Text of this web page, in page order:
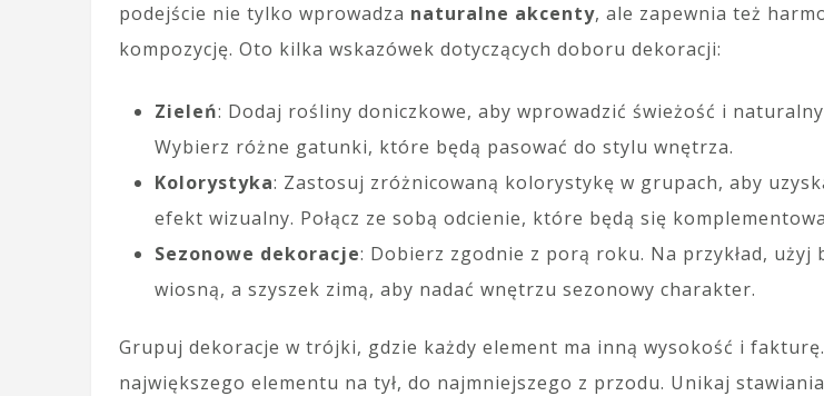
podejście nie tylko wprowadza naturalne akcenty, ale zapewnia też
kompozycję. Oto kilka wskazówek dotyczących doboru dekoracji:
Zieleń: Dodaj rośliny doniczkowe, aby wprowadzić świeżość i
Wybierz różne gatunki, które będą pasować do stylu wnętrza.
Kolorystyka: Zastosuj zróżnicowaną kolorystykę w grupach, aby
efekt wizualny. Połącz ze sobą odcienie, które będą się
Sezonowe dekoracje: Dobierz zgodnie z porą roku. Na przykład, użyj
wiosną, a szyszek zimą, aby nadać wnętrzu sezonowy charakter.
Grupuj dekoracje w trójki, gdzie każdy element ma inną wysokość i fakturę.
największego elementu na tył, do najmniejszego z przodu. Unikaj